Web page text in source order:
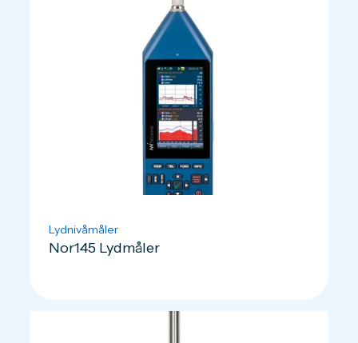
Lydnivåmåler
Nor145 Lydmåler